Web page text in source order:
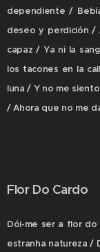
dependiente /
deseo y perdición /
capaz / Ya ni la
los tacones en la
luna / Y no me
/ Ahora que no me
Flor Do Cardo
Dói-me ser a flor
estranha natureza /